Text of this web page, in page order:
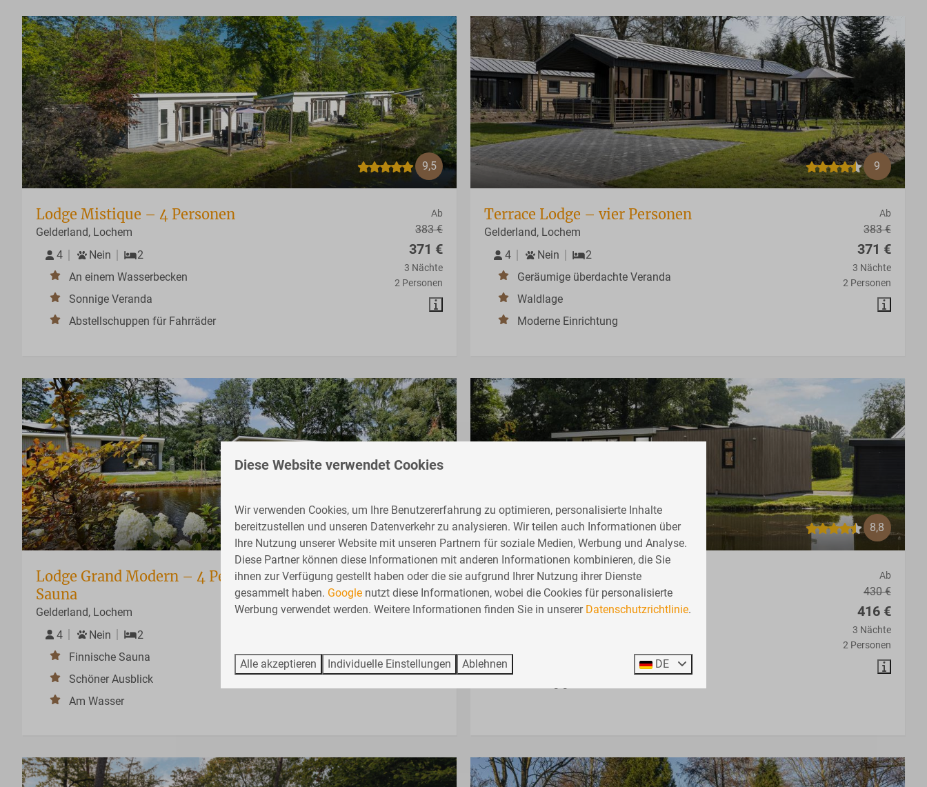
9,5
Ab
383 €
371 €
3 Nächte
2 Personen
Lodge Mistique – 4 Personen
Gelderland, Lochem
4
Nein
2
An einem Wasserbecken
Sonnige Veranda
Abstellschuppen für Fahrräder
9
Ab
383 €
371 €
3 Nächte
2 Personen
Terrace Lodge – vier Personen
Gelderland, Lochem
4
Nein
2
Geräumige überdachte Veranda
Waldlage
Moderne Einrichtung
9
Ab
407 €
394 €
Lodge Grand Modern – 4 Personen mit finnischer
Sauna
Gelderland, Lochem
4
Nein
2
Finnische Sauna
Schöner Ausblick
Am Wasser
8,8
Ab
430 €
416 €
3 Nächte
2 Personen
De Waterlelie – 4 Personen
Gelderland, Lochem
4
Nein
2
Diese Website verwendet Cookies
Wir verwenden Cookies, um Ihre Benutzererfahrung zu optimieren, personalisierte Inhalte
bereitzustellen und unseren Datenverkehr zu analysieren. Wir teilen auch Informationen über
Ihre Nutzung unserer Website mit unseren Partnern für soziale Medien, Werbung und Analyse.
Diese Partner können diese Informationen mit anderen Informationen kombinieren, die Sie
ihnen zur Verfügung gestellt haben oder die sie aufgrund Ihrer Nutzung ihrer Dienste
gesammelt haben. Google nutzt diese Informationen, wobei die Cookies für personalisierte
Werbung verwendet werden. Weitere Informationen finden Sie in unserer Datenschutzrichtlinie.
Alle akzeptieren Individuelle Einstellungen Ablehnen DE